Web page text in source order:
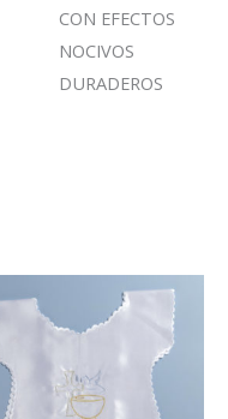
CON EFECTOS
NOCIVOS
DURADEROS